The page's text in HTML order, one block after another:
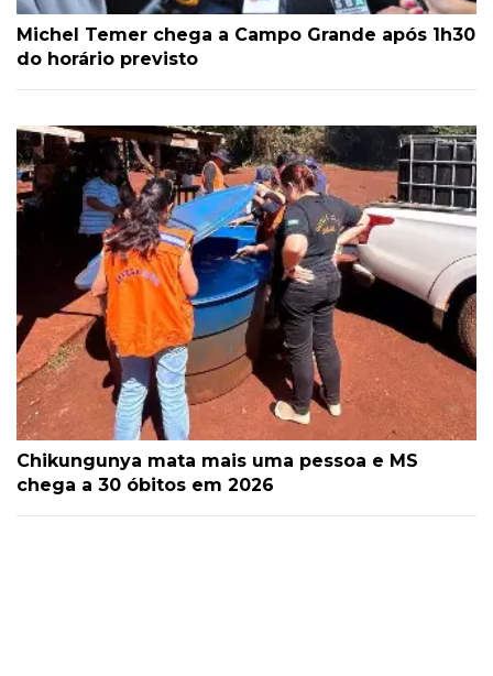
Michel Temer chega a Campo Grande após 1h30
do horário previsto
Chikungunya mata mais uma pessoa e MS
chega a 30 óbitos em 2026